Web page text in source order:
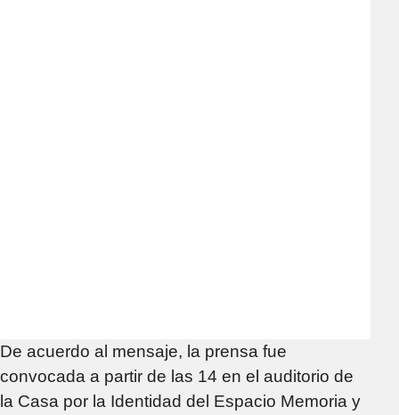
De acuerdo al mensaje, la prensa fue
convocada a partir de las 14 en el auditorio de
la Casa por la Identidad del Espacio Memoria y